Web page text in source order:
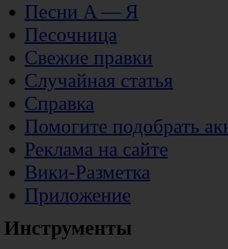
Песни А — Я
Песочница
Свежие правки
Случайная статья
Справка
Помогите подобрать
Реклама на сайте
Вики-Разметка
Приложение
Инструменты